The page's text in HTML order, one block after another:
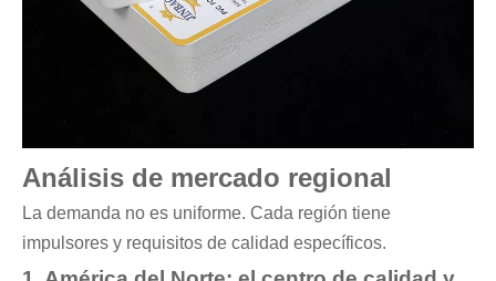
Análisis de mercado regional
La demanda no es uniforme. Cada región tiene
impulsores y requisitos de calidad específicos.